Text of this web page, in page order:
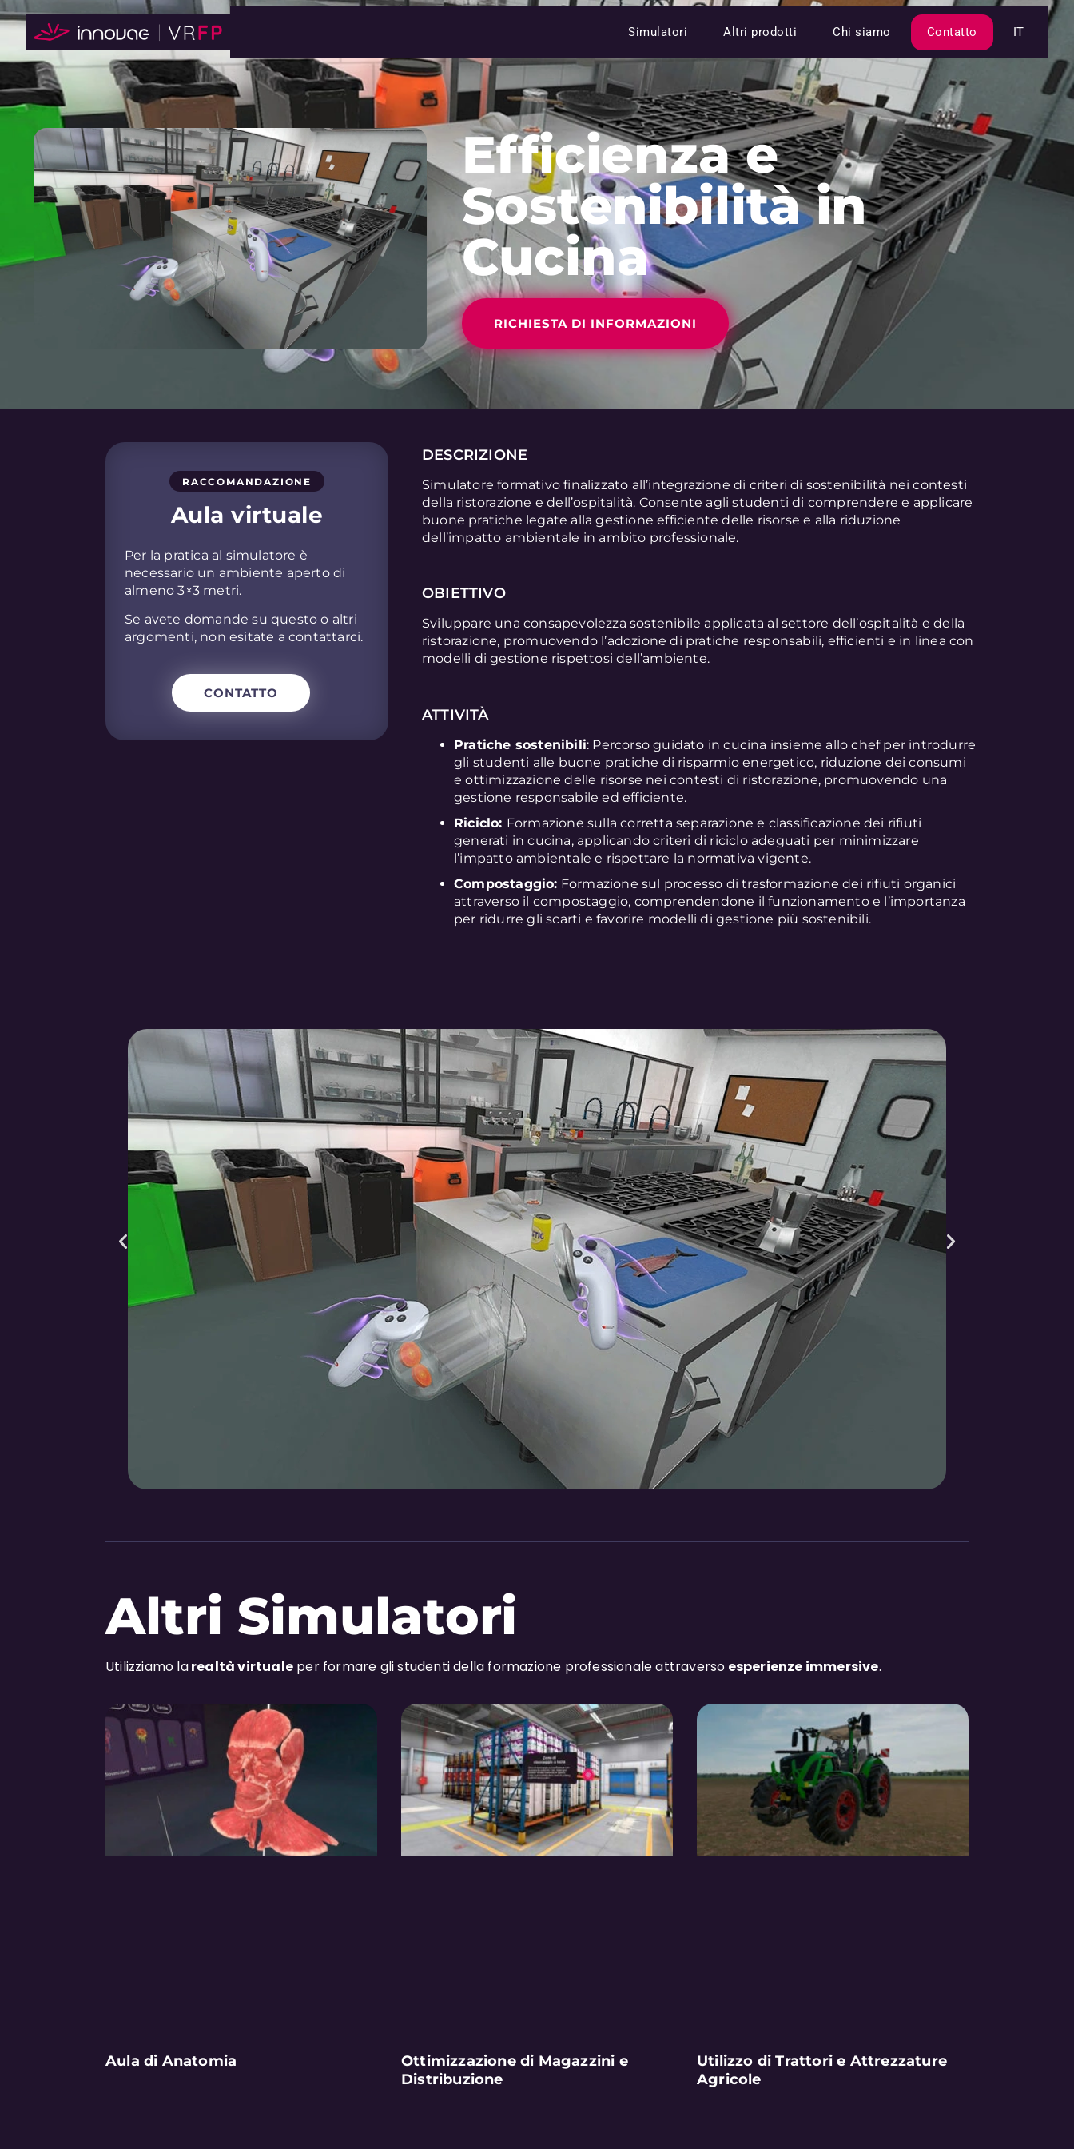
Simulatori Altri prodotti Chi siamo Contatto IT
Efficienza e
Sostenibilità in
Cucina
RICHIESTA DI INFORMAZIONI
RACCOMANDAZIONE
Aula virtuale
Per la pratica al simulatore è
necessario un ambiente aperto di
almeno 3×3 metri.
Se avete domande su questo o altri
argomenti, non esitate a contattarci.
CONTATTO
DESCRIZIONE
Simulatore formativo finalizzato all’integrazione di criteri di sostenibilità nei contesti
della ristorazione e dell’ospitalità. Consente agli studenti di comprendere e applicare
buone pratiche legate alla gestione efficiente delle risorse e alla riduzione
dell’impatto ambientale in ambito professionale.
OBIETTIVO
Sviluppare una consapevolezza sostenibile applicata al settore dell’ospitalità e della
ristorazione, promuovendo l’adozione di pratiche responsabili, efficienti e in linea con
modelli di gestione rispettosi dell’ambiente.
ATTIVITÀ
Pratiche sostenibili: Percorso guidato in cucina insieme allo chef per introdurre
gli studenti alle buone pratiche di risparmio energetico, riduzione dei consumi
e ottimizzazione delle risorse nei contesti di ristorazione, promuovendo una
gestione responsabile ed efficiente.
Riciclo: Formazione sulla corretta separazione e classificazione dei rifiuti
generati in cucina, applicando criteri di riciclo adeguati per minimizzare
l’impatto ambientale e rispettare la normativa vigente.
Compostaggio: Formazione sul processo di trasformazione dei rifiuti organici
attraverso il compostaggio, comprendendone il funzionamento e l’importanza
per ridurre gli scarti e favorire modelli di gestione più sostenibili.
Altri Simulatori
Utilizziamo larealtà virtuale per formare gli studenti della formazione professionale attraverso esperienze immersive.
Aula di Anatomia
Ottimizzazione di Magazzini e
Distribuzione
Utilizzo di Trattori e Attrezzature
Agricole